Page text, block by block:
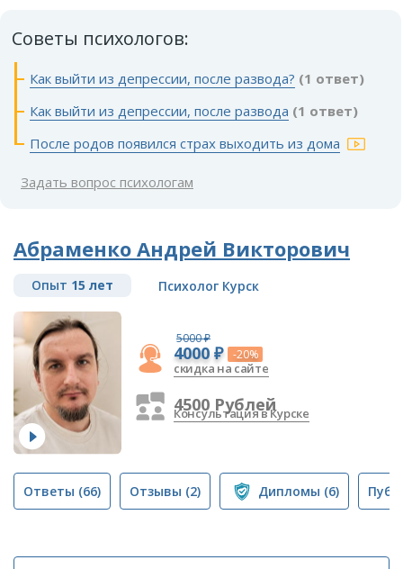
Советы психологов:
Как выйти из депрессии, после развода? (1 ответ)
Как выйти из депрессии, после развода (1 ответ)
После родов появился страх выходить из дома
Задать вопрос психологам
Абраменко Андрей Викторович
Опыт 15 лет Психолог Курск
5000 ₽
4000 ₽ -20%
скидка на сайте
4500 Рублей
Консультация в Курске
Ответы (66) Отзывы (2) Дипломы (6)